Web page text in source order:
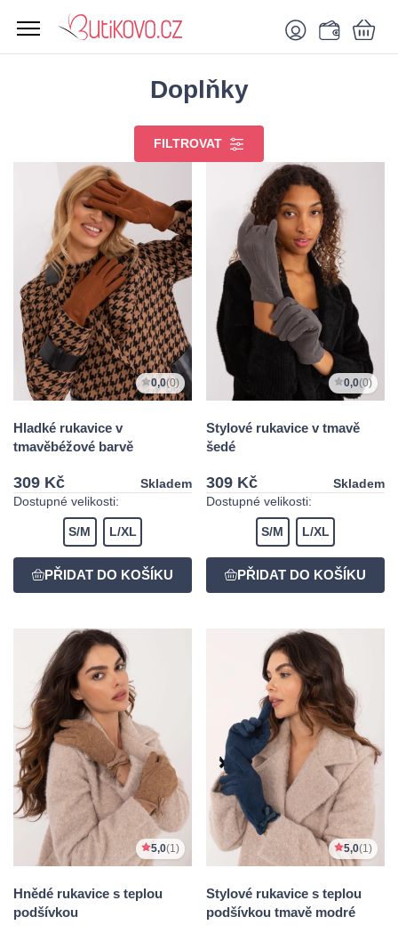
Doplňky
FILTROVAT
0,0(0)
Hladké rukavice v
tmavěbéžové barvě
309 Kč
Skladem
Dostupné velikosti:
S/M L/XL
0,0(0)
Stylové rukavice v tmavě
šedé
309 Kč
Skladem
Dostupné velikosti:
S/M L/XL
5,0(1)
Hnědé rukavice s teplou
podšívkou
5,0(1)
Stylové rukavice s teplou
podšívkou tmavě modré